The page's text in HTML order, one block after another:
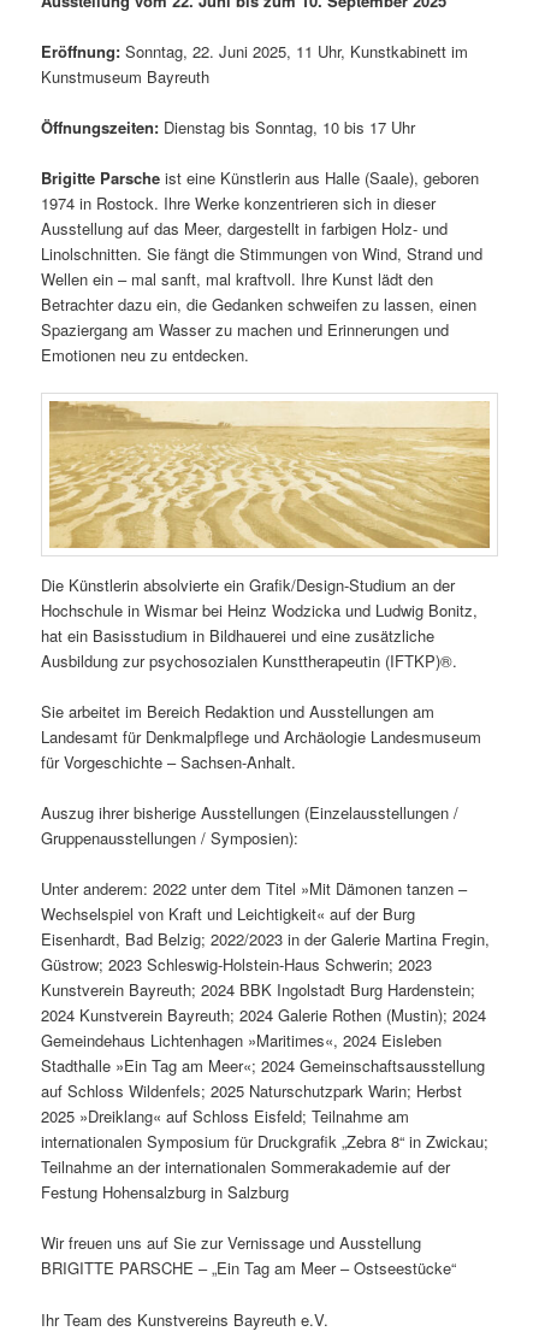
Eröffnung: Sonntag, 22. Juni 2025, 11 Uhr, Kunstkabinett im
Kunstmuseum Bayreuth
Öffnungszeiten: Dienstag bis Sonntag, 10 bis 17 Uhr
Brigitte Parsche ist eine Künstlerin aus Halle (Saale), geboren
1974 in Rostock. Ihre Werke konzentrieren sich in dieser
Ausstellung auf das Meer, dargestellt in farbigen Holz- und
Linolschnitten. Sie fängt die Stimmungen von Wind, Strand und
Wellen ein – mal sanft, mal kraftvoll. Ihre Kunst lädt den
Betrachter dazu ein, die Gedanken schweifen zu lassen, einen
Spaziergang am Wasser zu machen und Erinnerungen und
Emotionen neu zu entdecken.
Die Künstlerin absolvierte ein Grafik/Design-Studium an der
Hochschule in Wismar bei Heinz Wodzicka und Ludwig Bonitz,
hat ein Basisstudium in Bildhauerei und eine zusätzliche
Ausbildung zur psychosozialen Kunsttherapeutin (IFTKP)®.
Sie arbeitet im Bereich Redaktion und Ausstellungen am
Landesamt für Denkmalpflege und Archäologie Landesmuseum
für Vorgeschichte – Sachsen-Anhalt.
Auszug ihrer bisherige Ausstellungen (Einzelausstellungen /
Gruppenausstellungen / Symposien):
Unter anderem: 2022 unter dem Titel »Mit Dämonen tanzen –
Wechselspiel von Kraft und Leichtigkeit« auf der Burg
Eisenhardt, Bad Belzig; 2022/2023 in der Galerie Martina Fregin,
Güstrow; 2023 Schleswig-Holstein-Haus Schwerin; 2023
Kunstverein Bayreuth; 2024 BBK Ingolstadt Burg Hardenstein;
2024 Kunstverein Bayreuth; 2024 Galerie Rothen (Mustin); 2024
Gemeindehaus Lichtenhagen »Maritimes«, 2024 Eisleben
Stadthalle »Ein Tag am Meer«; 2024 Gemeinschaftsausstellung
auf Schloss Wildenfels; 2025 Naturschutzpark Warin; Herbst
2025 »Dreiklang« auf Schloss Eisfeld; Teilnahme am
internationalen Symposium für Druckgrafik „Zebra 8“ in Zwickau;
Teilnahme an der internationalen Sommerakademie auf der
Festung Hohensalzburg in Salzburg
Wir freuen uns auf Sie zur Vernissage und Ausstellung
BRIGITTE PARSCHE – „Ein Tag am Meer – Ostseestücke“
Ihr Team des Kunstvereins Bayreuth e.V.